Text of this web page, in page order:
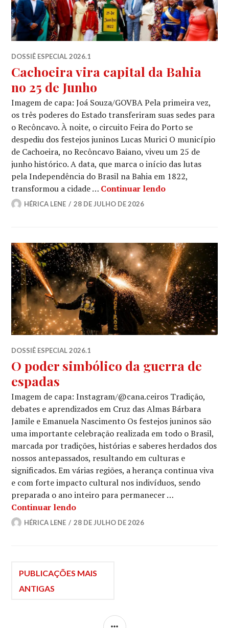
DOSSIÊ ESPECIAL 2026.1
Cachoeira vira capital da Bahia
no 25 de Junho
Imagem de capa: Joá Souza/GOVBA Pela primeira vez,
os três poderes do Estado transferiram suas sedes para
o Recôncavo. À noite, o circuito Feira do Porto se
despediu dos festejos juninos Lucas Murici O município
de Cachoeira, no Recôncavo Baiano, viveu um 25 de
junho histórico. A data, que marca o início das lutas
pela Independência do Brasil na Bahia em 1822,
transformou a cidade … Continuar lendoCachoeira vira
HÉRICA LENE 28 DE JULHO DE 2026
DOSSIÊ ESPECIAL 2026.1
O poder simbólico da guerra de
espadas
Imagem de capa: Instagram/@cana.ceiros Tradição,
debates e aprendizados em Cruz das Almas Bárbara
Jamile e Emanuela Nascimento Os festejos juninos são
uma importante celebração realizada em todo o Brasil,
marcada por tradições, histórias e saberes herdados dos
nossos antepassados, resultando em culturas e
significados. Em várias regiões, a herança continua viva
e com forte impacto cultural nos indivíduos, sendo
preparada o ano inteiro para permanecer …
Continuar lendoO poder simbólico da guerra de
HÉRICA LENE 28 DE JULHO DE 2026
Navegação
PUBLICAÇÕES MAIS
ANTIGAS
LATERAL